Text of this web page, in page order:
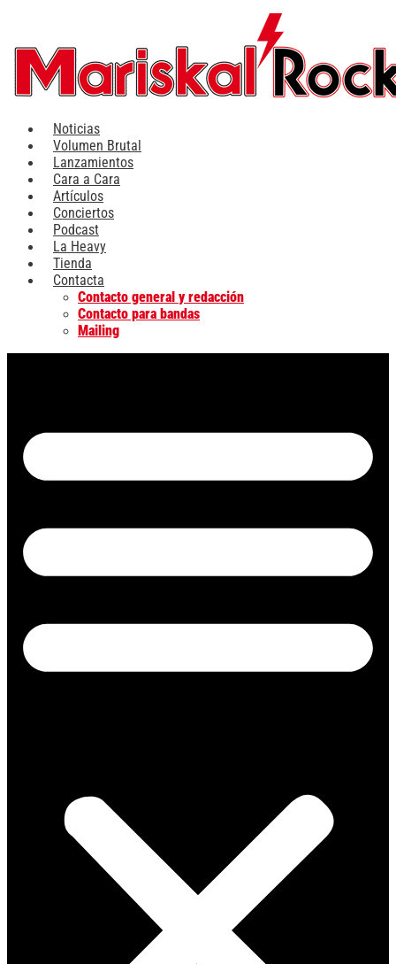
contenido
Noticias
Volumen Brutal
Lanzamientos
Cara a Cara
Artículos
Conciertos
Podcast
La Heavy
Tienda
Contacta
Contacto general y redacción
Contacto para bandas
Mailing